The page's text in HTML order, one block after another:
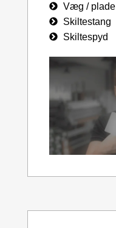
Væg / plade
Skiltestang
Skiltespyd